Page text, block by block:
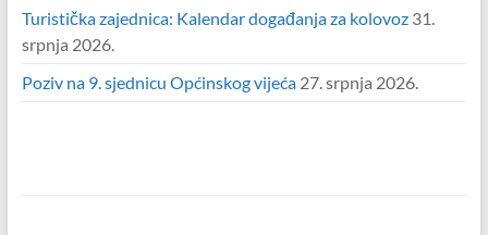
Turistička zajednica: Kalendar događanja za kolovoz 31.
srpnja 2026.
Poziv na 9. sjednicu Općinskog vijeća 27. srpnja 2026.